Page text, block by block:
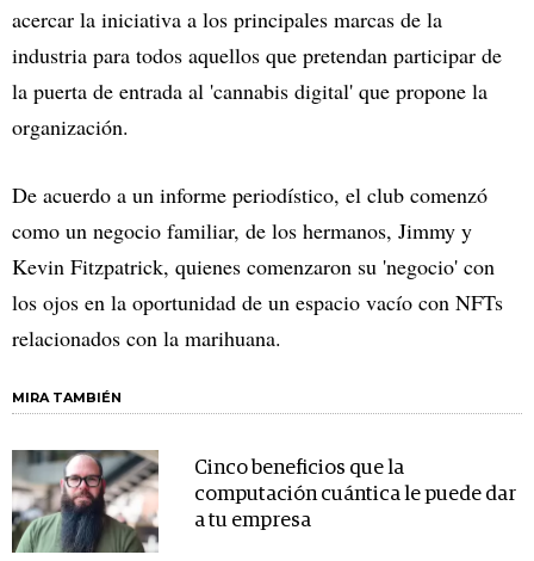
acercar la iniciativa a los principales marcas de la
industria para todos aquellos que pretendan participar de
la puerta de entrada al 'cannabis digital' que propone la
organización.
De acuerdo a un informe periodístico, el club comenzó
como un negocio familiar, de los hermanos, Jimmy y
Kevin Fitzpatrick, quienes comenzaron su 'negocio' con
los ojos en la oportunidad de un espacio vacío con NFTs
relacionados con la marihuana.
MIRA TAMBIÉN
Cinco beneficios que la
computación cuántica le puede dar
a tu empresa